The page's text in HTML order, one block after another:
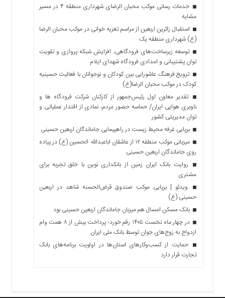
خدمات رسانی موکب محبان الرضای شهرداری منطقه ۴ در مسیر
مشایه
استقبال زائرین اربعین از مراسم تعزیه خوانی در موکب محبان الرضا
(ع) شهرداری منطقه یک
توسعه زیرساخت‌های فرودگاهی، افزایش شبکه پروازی و تقویت
توان پشتیبانی و امدادی فرودگاه شهدای ایلام
ترویج فرهنگ عاشورایی بین کودکان و نوجوانان با فعالیت حسینیه
کودک در موکب محبان الرضا(ع)
تقدیر معاون اول رئیس‌جمهور از کارکنان شرکت فرودگاه ها و
ناوبری هوایی ایران/ حماسه حضور مردم، نمادی از اقتدار عملیاتی و
توان مدیریتی کشور
برپایی غرفه محیط زیست در راهپیمایی جاماندگان اربعین حسینی
میزبانی موکب منطقه ۱۲ از عاشقان اباعبدالله الحسین (ع) در پیاده
روی جاماندگان اربعین حسینی
روایت بانک ایران زمین از بانکداری نوین با خلق تجربه برای
مشتری
ویدئو | برپایی موکب صندوق قرض‌الحسنه شاهد در اربعین
حسینی (ع)
بانک مسکن امسال هم میزبان جاماندگان اربعین حسینی بود
در چهار ماه نخست ۱۴۰۵ رقم خورد؛ پرداخت بیش از ۸ همت وام
ازدواج به زوج‌های جوان توسط بانک ملی ایران
حمایت از کسب‌وکارهای استان‌ها در اولویت برنامه‌های بانک
تجارت قرار دارد